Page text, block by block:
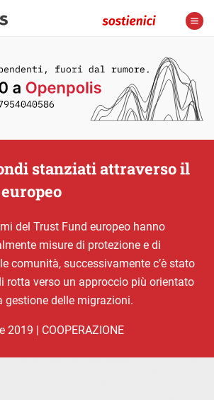
stanziati attraverso il
del Trust Fund europeo hanno
misure di protezione e di
comunità, successivamente c’è stato
rotta verso un approccio più orientato
gestione delle migrazioni.
2019 | COOPERAZIONE